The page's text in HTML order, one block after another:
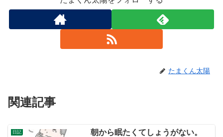
たまくん太陽
関連記事
日記 朝から眠たくてしょうがない。